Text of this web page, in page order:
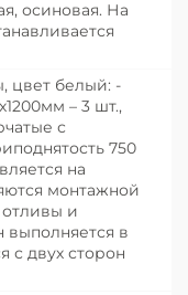
осиновая. На
цвет белый: -
– 3 шт.,
с
750
на
монтажной
и
выполняется в
с двух сторон